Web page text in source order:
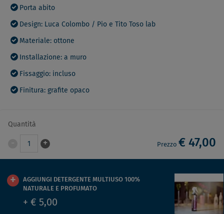
Porta abito
Design: Luca Colombo / Pio e Tito Toso lab
Materiale: ottone
Installazione: a muro
Fissaggio: incluso
Finitura: grafite opaco
Quantità
1 + Prezzo € 47,00
AGGIUNGI DETERGENTE MULTIUSO 100%
NATURALE E PROFUMATO
+ € 5,00